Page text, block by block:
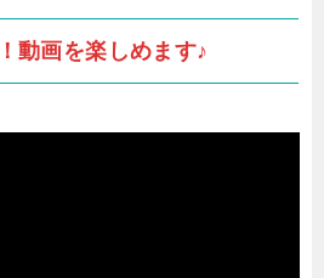
動画を楽しめます♪